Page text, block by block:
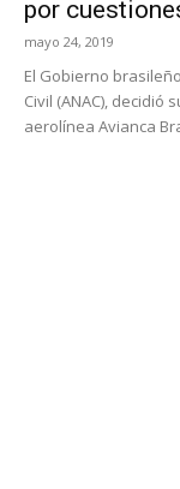
por
mayo 24, 2019
El Gobierno
Civil (ANAC),
aerolínea Avianca